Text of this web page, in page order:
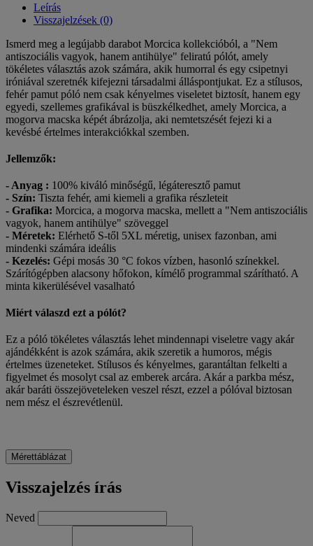
Leírás
Visszajelzések (0)
Ismerd meg a legújabb darabot Morcica kollekcióból, a "Nem
antiszociális vagyok, hanem antihülye" feliratú pólót, amely
tökéletes választás azok számára, akik humorral és egy csipetnyi
iróniával szeretnék kifejezni társadalmi álláspontjukat. Ez a stílusos,
fehér pamut póló nem csak kényelmes viseletet biztosít, hanem egy
egyedi, szellemes grafikával is büszkélkedhet, amely Morcica, a
mogorva macska képét ábrázolja, aki nemtetszését fejezi ki a
kevésbé értelmes interakciókkal szemben.
Jellemzők:
- Anyag : 100% kiváló minőségű, légáteresztő pamut
- Szín: Tiszta fehér, ami kiemeli a grafika részleteit
- Grafika: Morcica, a mogorva macska, mellett a "Nem antiszociális
vagyok, hanem antihülye" szöveggel
- Méretek: Elérhető S-től 5XL méretig, unisex fazonban, ami
mindenki számára ideális
- Kezelés: Gépi mosás 30 °C fokos vízben, hasonló színekkel.
Szárítógépben alacsony hőfokon, kímélő programmal szárítható. A
minta kikerülésével vasalható
Miért válaszd ezt a pólót?
Ez a póló tökéletes választás lehet mindennapi viseletre vagy akár
ajándékként is azok számára, akik szeretik a humoros, mégis
értelmes üzeneteket. Stílusos és kényelmes, garantáltan felkelti a
figyelmet és mosolyt csal az emberek arcára. Akár a parkba mész,
akár baráti összejöveteleken veszel részt, ezzel a pólóval biztosan
nem mész el észrevétlenül.
Mérettáblázat
Visszajelzés írás
Neved